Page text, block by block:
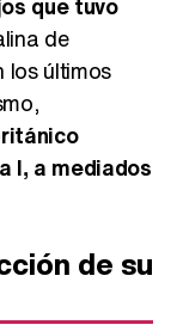
de
los últimos
I, a mediados
de su